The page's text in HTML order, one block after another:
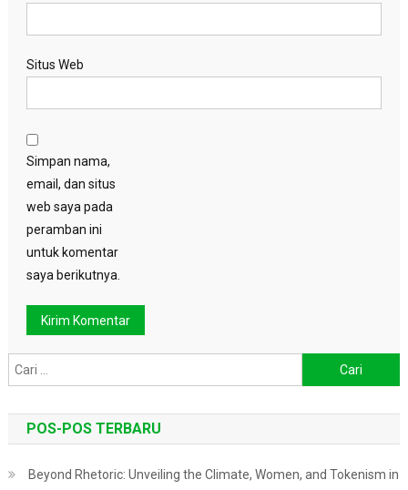
Situs Web
Simpan nama,
email, dan situs
web saya pada
peramban ini
untuk komentar
saya berikutnya.
untuk:
POS-POS TERBARU
Beyond Rhetoric: Unveiling the Climate, Women, and Tokenism in